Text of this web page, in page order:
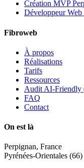
Création MVP
Développeur Web
Fibroweb
À propos
Réalisations
Tarifs
Ressources
Audit AI-Friendly
FAQ
Contact
On est là
Perpignan, France
Pyrénées-Orientales (66)